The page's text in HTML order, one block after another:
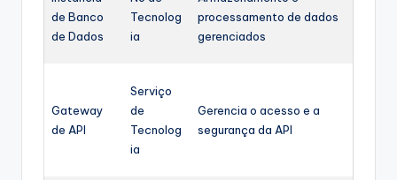
de Banco
de Dados
Tecnolog
ia
processamento de dados
gerenciados
Gateway
de API
Serviço
de
Tecnolog
ia
Gerencia o acesso e a
segurança da API